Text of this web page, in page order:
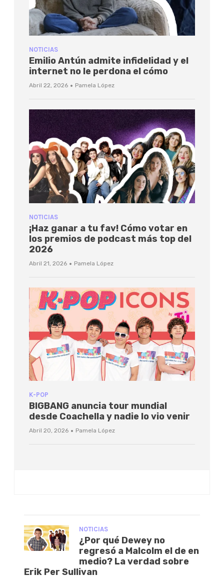
NOTICIAS
Emilio Antún admite infidelidad y el
internet no le perdona el cómo
Abril 22, 2026 · Pamela López
NOTICIAS
¡Haz ganar a tu fav! Cómo votar en
los premios de podcast más top del
2026
Abril 21, 2026 · Pamela López
K-POP
BIGBANG anuncia tour mundial
desde Coachella y nadie lo vio venir
Abril 20, 2026 · Pamela López
NOTICIAS
¿Por qué Dewey no
regresó a Malcolm el de en
medio? La verdad sobre
Erik Per Sullivan